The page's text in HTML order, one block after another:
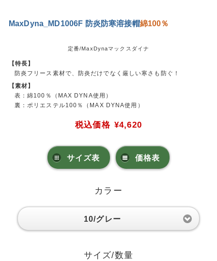
MaxDyna_MD1006F 防炎防寒溶接帽綿100％
定番/MaxDynaマックスダイナ
【特長】
防炎フリース素材で、防炎だけでなく厳しい寒さも防ぐ！
【素材】
表：綿100％（MAX DYNA使用）
裏：ポリエステル100％（MAX DYNA使用）
税込価格 ¥4,620
サイズ表 価格表
カラー
10/グレー
サイズ/数量